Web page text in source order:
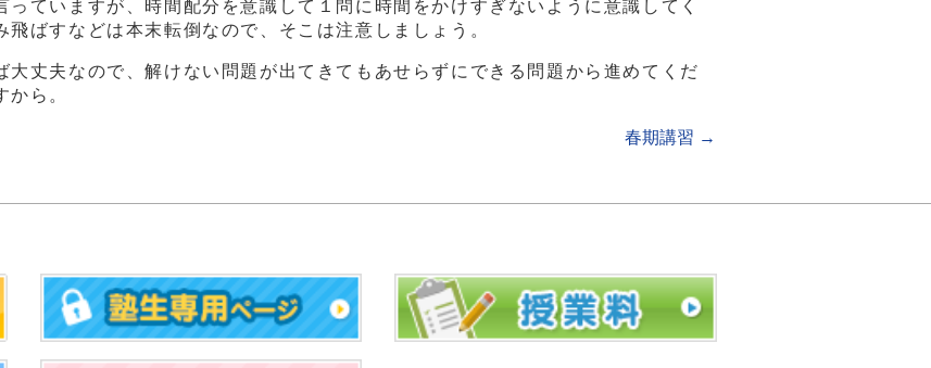
ていますが、時間配分を意識して１問に時間をかけすぎないように意識してく
ばすなどは本末転倒なので、そこは注意しましょう。
丈夫なので、解けない問題が出てきてもあせらずにできる問題から進めてくだ
ら。
春期講習 →